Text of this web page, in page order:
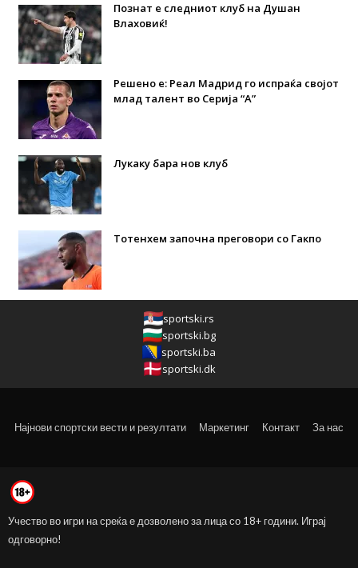
Познат е следниот клуб на Душан
Влаховиќ!
Решено е: Реал Мадрид го испраќа својот
млад талент во Серија “А”
Лукаку бара нов клуб
Тотенхем започна преговори со Гакпо
sportski.rs
sportski.bg
sportski.ba
sportski.dk
Најнови спортски вести и резултати Маркетинг Контакт За нас
Учество во игри на среќа е дозволено за лица со 18+ години. Играј
одговорно!